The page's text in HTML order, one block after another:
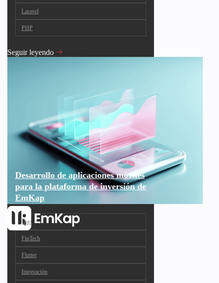
Laravel
PHP
Seguir leyendo
Desarrollo de aplicaciones móviles
para la plataforma de inversión de
EmKap
Dart
FinTech
Flutter
Integración